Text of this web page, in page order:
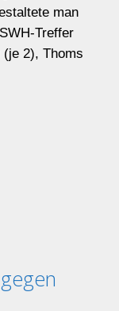
man
Treffer
2), Thoms